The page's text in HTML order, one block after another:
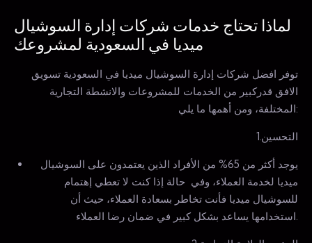
لماذا تحتاج خدمات شركات إدارة السوشيال
ميديا في السعودية لمشروعك
توفر افضل شركات إدارة السوشيال ميديا في السعودية تسويق
الافق قدركبير من الخدمات للمشروعات والانشطة التجارية
المختلفة، ومن أهمها ما يلي:
1.التحسين
يوجد أكثر من 65% من الأفراد الذين يعتمدون على السوشيال
ميديا لخدمة العملاء، وفي حالة إذا كنت لا تعطي إهتمام
للسوشيال ميديا فأنت تخاطر بسعادة العملاء، حيث أن
استخدامها يساعد بشكل كبير في ضمان رضا العملاء.